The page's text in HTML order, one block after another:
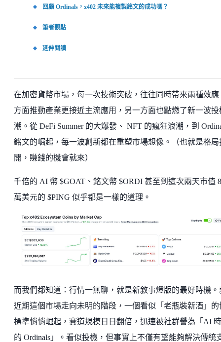
回顧 Ordinals，x402 未來能複製銘文的成功嗎？
筆者觀點
延伸閱讀
在加密貨幣市場，每一次技術突破，往往同時帶來兩種效應
方面推動產業更接近主流應用，另一方面也點燃了新一波投
潮。從 DeFi Summer 的大爆發、 NFT 的瘋狂浪潮，到
銘文的崛起，每一波創新都在重塑市場想像。（也就是格局
開，賺錢的機會就來）
千倍的 AI 幣 $GOAT、銘文幣 $ORDI 甚至到這次兩天市值
萬美元的 $PING 似乎都是一樣的道理。
而我們都知道：行情一無聊，就是新敘事燈版的最好時機。
近期這個市場走向未明的階段，一個看似「老瓶裝新酒」的
標準悄悄崛起，賽道規模日日翻倍，迅速被社群譽為「AI
的 Ordinals」。看似投機，但事實上不僅有望能夠解決傳統